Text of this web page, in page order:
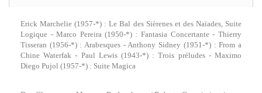
Erick Marchelie (1957-*) : Le Bal des Sièrenes et des Naïades, Suite
Logique - Marco Pereira (1950-*) : Fantasia Concertante - Thierry
Tisseran (1956-*) : Arabesques - Anthony Sidney (1951-*) : From a
Chine Waterfak - Paul Lewis (1943-*) : Trois préludes - Maximo
Diego Pujol (1957-*) : Suite Magica